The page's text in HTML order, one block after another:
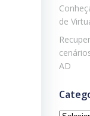
de
AD